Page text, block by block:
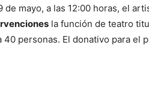
de mayo, a las 12:00 horas, el
la función de teatro
40 personas. El donativo para el